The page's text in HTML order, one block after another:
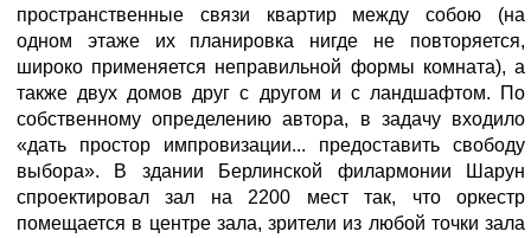
пространственные связи квартир между собою (на
одном этаже их планировка нигде не повторяется,
широко применяется неправильной формы комната), а
также двух домов друг с другом и с ландшафтом. По
собственному определению автора, в задачу входило
«дать простор импровизации... предоставить свободу
выбора». В здании Берлинской филармонии Шарун
спроектировал зал на 2200 мест так, что оркестр
помещается в центре зала, зрители из любой точки зала